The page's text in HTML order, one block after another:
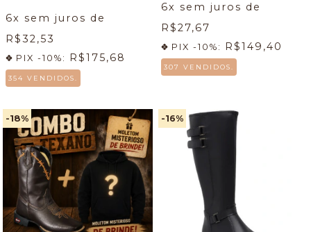
6x sem juros de
R$32,53
PIX -10%: R$175,68
354 VENDIDOS.
6x sem juros de
R$27,67
PIX -10%: R$149,40
307 VENDIDOS.
-18% -16%